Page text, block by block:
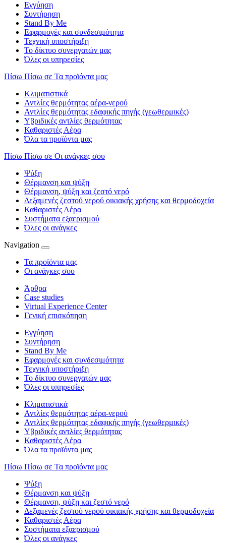
Εγγύηση
Συντήρηση
Stand By Me
Εφαρμογές και συνδεσιμότητα
Τεχνική υποστήριξη
Το δίκτυο συνεργατών μας
Όλες οι υπηρεσίες
Πίσω Πίσω σε Τα προϊόντα μας
Κλιματιστικά
Αντλίες θερμότητας αέρα-νερού
Αντλίες θερμότητας εδαφικής πηγής (γεωθερμικές)
Υβριδικές αντλίες θερμότητας
Καθαριστές Αέρα
Όλα τα προϊόντα μας
Πίσω Πίσω σε Οι ανάγκες σου
Ψύξη
Θέρμανση και ψύξη
Θέρμανση, ψύξη και ζεστό νερό
Δεξαμενές ζεστού νερού οικιακής χρήσης και θερμοδοχεία
Καθαριστές Αέρα
Συστήματα εξαερισμού
Όλες οι ανάγκες
Navigation
Τα προϊόντα μας
Οι ανάγκες σου
Άρθρα
Case studies
Virtual Experience Center
Γενική επισκόπηση
Εγγύηση
Συντήρηση
Stand By Me
Εφαρμογές και συνδεσιμότητα
Τεχνική υποστήριξη
Το δίκτυο συνεργατών μας
Όλες οι υπηρεσίες
Κλιματιστικά
Αντλίες θερμότητας αέρα-νερού
Αντλίες θερμότητας εδαφικής πηγής (γεωθερμικές)
Υβριδικές αντλίες θερμότητας
Καθαριστές Αέρα
Όλα τα προϊόντα μας
Πίσω Πίσω σε Τα προϊόντα μας
Ψύξη
Θέρμανση και ψύξη
Θέρμανση, ψύξη και ζεστό νερό
Δεξαμενές ζεστού νερού οικιακής χρήσης και θερμοδοχεία
Καθαριστές Αέρα
Συστήματα εξαερισμού
Όλες οι ανάγκες